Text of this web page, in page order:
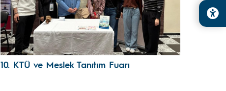
10. KTÜ ve Meslek Tanıtım Fuarı